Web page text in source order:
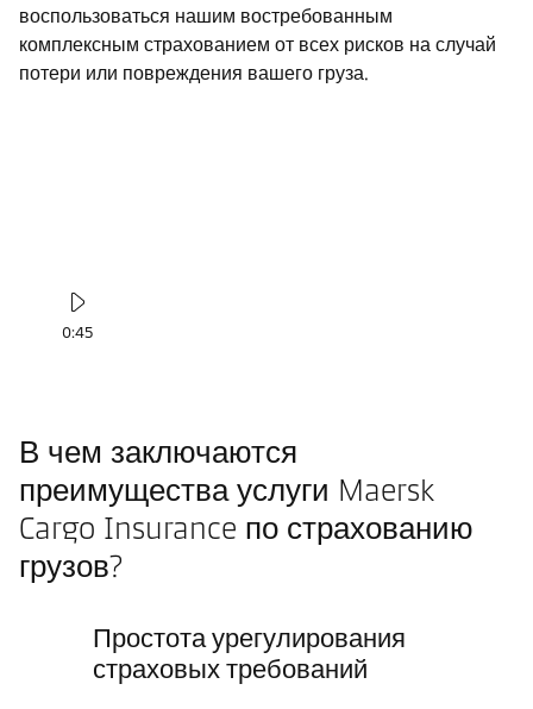
воспользоваться нашим востребованным
комплексным страхованием от всех рисков на случай
потери или повреждения вашего груза.
0:45
В чем заключаются
преимущества услуги Maersk
Cargo Insurance по страхованию
грузов?
Простота урегулирования
страховых требований